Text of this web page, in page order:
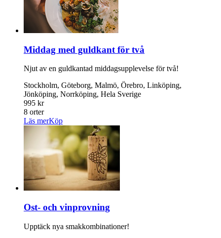
Middag med guldkant för två
Njut av en guldkantad middagsupplevelse för två!
Stockholm, Göteborg, Malmö, Örebro, Linköping,
Jönköping, Norrköping, Hela Sverige
995 kr
8 orter
Läs merKöp
Ost- och vinprovning
Upptäck nya smakkombinationer!